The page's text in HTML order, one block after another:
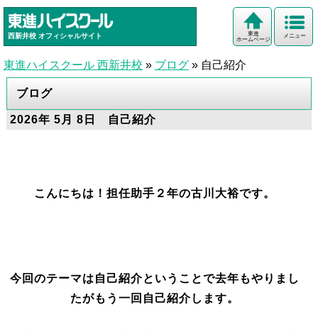
西新井校 オフィシャルサイト メニュー
東進
ホームページ
東進ハイスクール 西新井校 » ブログ » 自己紹介
ブログ
2026年 5月 8日 自己紹介
こんにちは！担任助手２年の古川大裕です。
今回のテーマは自己紹介ということで去年もやりまし
たがもう一回自己紹介します。